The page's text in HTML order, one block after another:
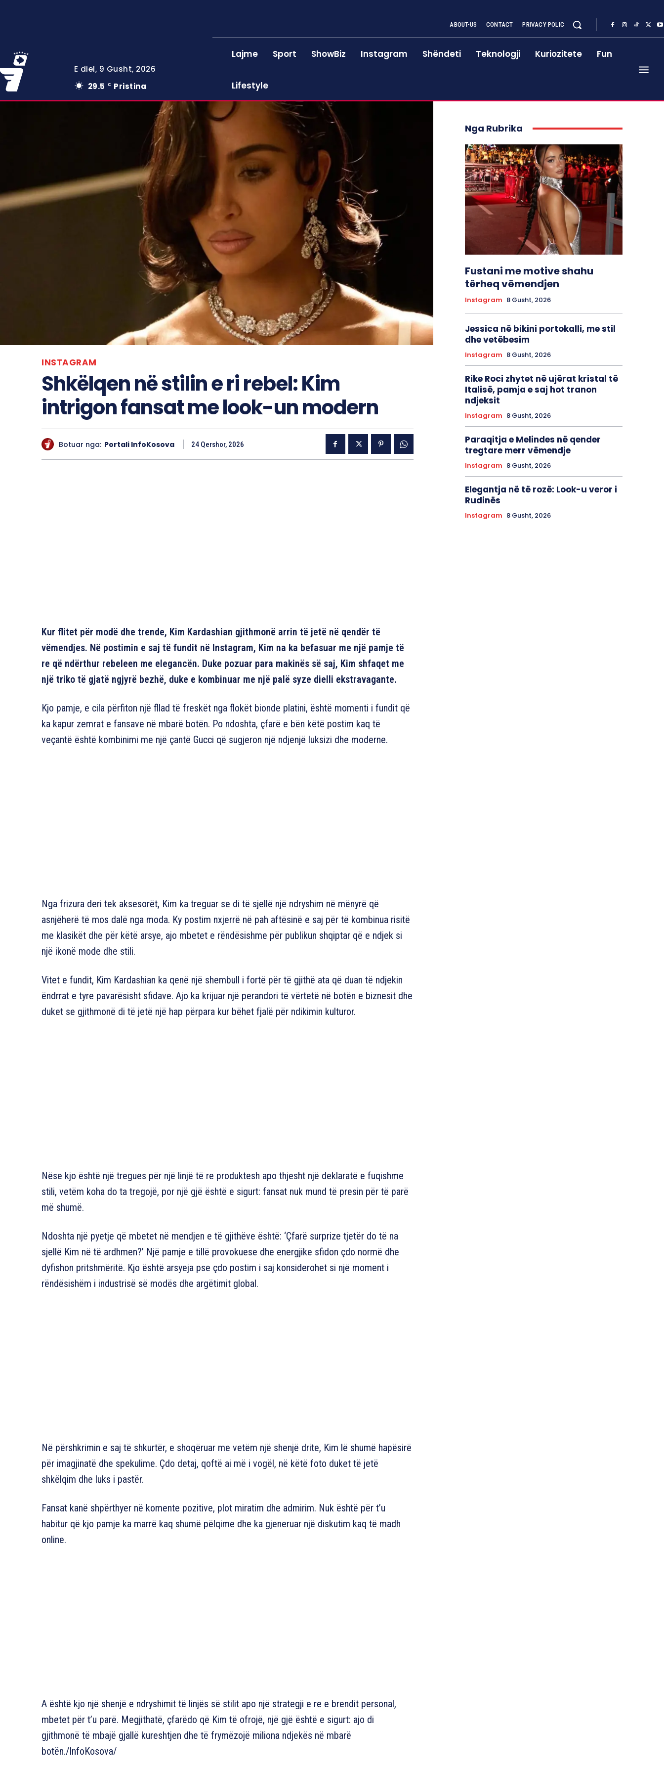
E diel, 9 Gusht, 2026
29.5
C Pristina
ABOUT-US CONTACT PRIVACY POLIC
Lajme Sport ShowBiz Instagram Shëndeti Teknologji Kuriozitete Fun
Lifestyle
INSTAGRAM
Shkëlqen në stilin e ri rebel: Kim
intrigon fansat me look-un modern
Botuar nga: Portali InfoKosova 24 Qershor, 2026
Kur flitet për modë dhe trende, Kim Kardashian gjithmonë arrin të jetë në qendër të
vëmendjes. Në postimin e saj të fundit në Instagram, Kim na ka befasuar me një pamje të
re që ndërthur rebeleen me elegancën. Duke pozuar para makinës së saj, Kim shfaqet me
një triko të gjatë ngjyrë bezhë, duke e kombinuar me një palë syze dielli ekstravagante.
Kjo pamje, e cila përfiton një fllad të freskët nga flokët bionde platini, është momenti i fundit që
ka kapur zemrat e fansave në mbarë botën. Po ndoshta, çfarë e bën këtë postim kaq të
veçantë është kombinimi me një çantë Gucci që sugjeron një ndjenjë luksizi dhe moderne.
Nga frizura deri tek aksesorët, Kim ka treguar se di të sjellë një ndryshim në mënyrë që
asnjëherë të mos dalë nga moda. Ky postim nxjerrë në pah aftësinë e saj për të kombinua risitë
me klasikët dhe për këtë arsye, ajo mbetet e rëndësishme për publikun shqiptar që e ndjek si
një ikonë mode dhe stili.
Vitet e fundit, Kim Kardashian ka qenë një shembull i fortë për të gjithë ata që duan të ndjekin
ëndrrat e tyre pavarësisht sfidave. Ajo ka krijuar një perandori të vërtetë në botën e biznesit dhe
duket se gjithmonë di të jetë një hap përpara kur bëhet fjalë për ndikimin kulturor.
Nëse kjo është një tregues për një linjë të re produktesh apo thjesht një deklaratë e fuqishme
stili, vetëm koha do ta tregojë, por një gjë është e sigurt: fansat nuk mund të presin për të parë
më shumë.
Ndoshta një pyetje që mbetet në mendjen e të gjithëve është: ‘Çfarë surprize tjetër do të na
sjellë Kim në të ardhmen?’ Një pamje e tillë provokuese dhe energjike sfidon çdo normë dhe
dyfishon pritshmëritë. Kjo është arsyeja pse çdo postim i saj konsiderohet si një moment i
rëndësishëm i industrisë së modës dhe argëtimit global.
Në përshkrimin e saj të shkurtër, e shoqëruar me vetëm një shenjë drite, Kim lë shumë hapësirë
për imagjinatë dhe spekulime. Çdo detaj, qoftë ai më i vogël, në këtë foto duket të jetë
shkëlqim dhe luks i pastër.
Fansat kanë shpërthyer në komente pozitive, plot miratim dhe admirim. Nuk është për t’u
habitur që kjo pamje ka marrë kaq shumë pëlqime dhe ka gjeneruar një diskutim kaq të madh
online.
A është kjo një shenjë e ndryshimit të linjës së stilit apo një strategji e re e brendit personal,
mbetet për t’u parë. Megjithatë, çfarëdo që Kim të ofrojë, një gjë është e sigurt: ajo di
gjithmonë të mbajë gjallë kureshtjen dhe të frymëzojë miliona ndjekës në mbarë
botën./InfoKosova/
Nga Rubrika
Fustani me motive shahu
tërheq vëmendjen
Instagram 8 Gusht, 2026
Jessica në bikini portokalli, me stil
dhe vetëbesim
Instagram 8 Gusht, 2026
Rike Roci zhytet në ujërat kristal të
Italisë, pamja e saj hot tranon
ndjeksit
Instagram 8 Gusht, 2026
Paraqitja e Melindes në qender
tregtare merr vëmendje
Instagram 8 Gusht, 2026
Elegantja në të rozë: Look-u veror i
Rudinës
Instagram 8 Gusht, 2026